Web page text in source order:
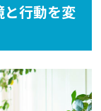
と行動を変